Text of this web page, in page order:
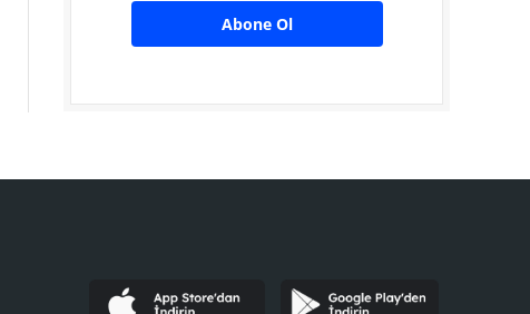
Abone Ol